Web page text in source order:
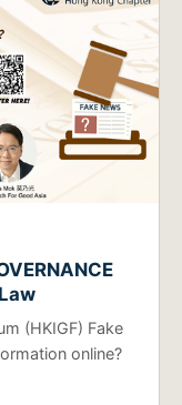
(HKIGF) Fake
online?